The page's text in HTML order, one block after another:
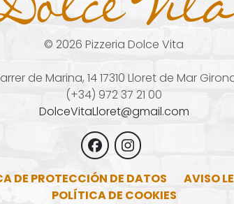
© 2026 Pizzeria Dolce Vita
de Marina, 14 17310 Lloret de Mar
(+34) 972 37 21 00
DolceVitaLloret@gmail.com
DE PROTECCIÓN DE DATOS AVISO
POLÍTICA DE COOKIES